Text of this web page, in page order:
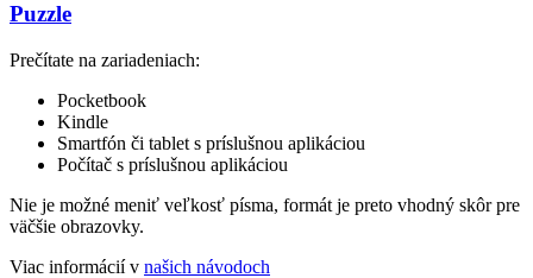
Puzzle
Prečítate na zariadeniach:
Pocketbook
Kindle
Smartfón či tablet s príslušnou aplikáciou
Počítač s príslušnou aplikáciou
Nie je možné meniť veľkosť písma, formát je preto vhodný skôr pre
väčšie obrazovky.
Viac informácií v našich návodoch